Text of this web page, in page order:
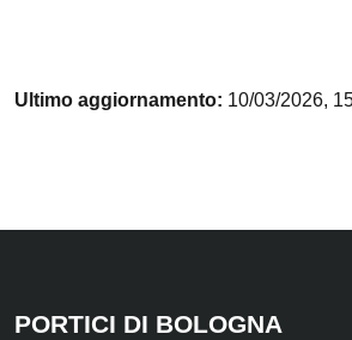
Ultimo aggiornamento: 10/03/2026,
PORTICI DI BOLOGNA